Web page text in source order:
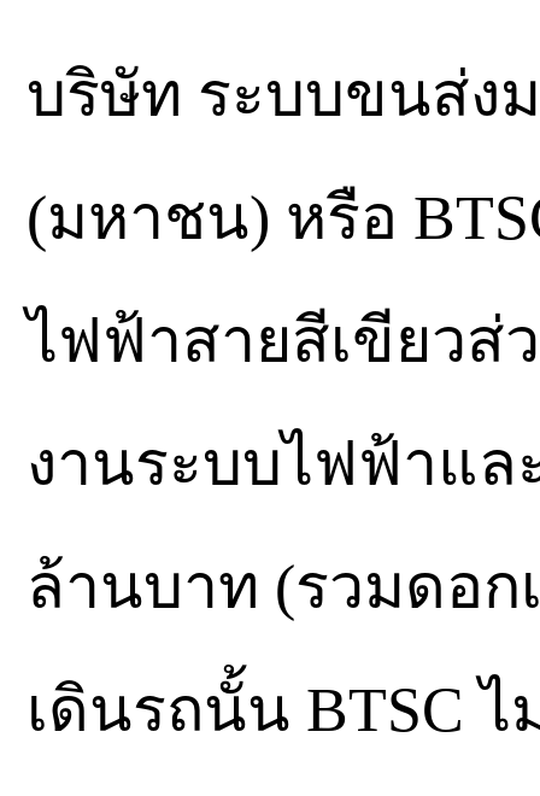
บริษัท ระบบขนส่ง
(มหาชน) หรือ
ไฟฟ้าสายสีเขียวส่
งานระบบไฟฟ้าแล
ล้านบาท (รวมดอก
เดินรถนั้น BTSC